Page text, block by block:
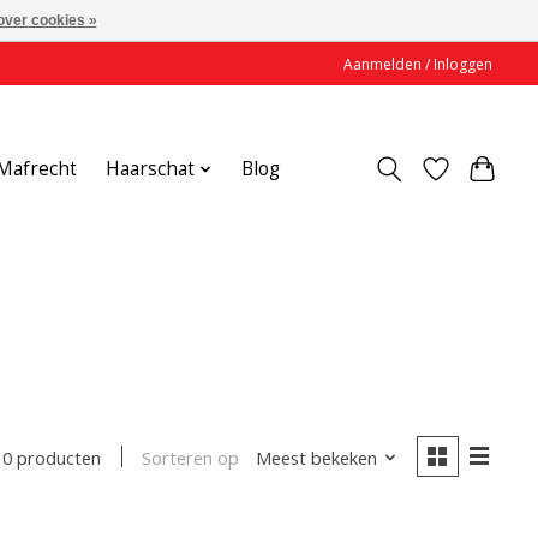
Aanmelden / Inloggen
Haarschat Blog
0 producten Sorteren op Meest bekeken
cookies »